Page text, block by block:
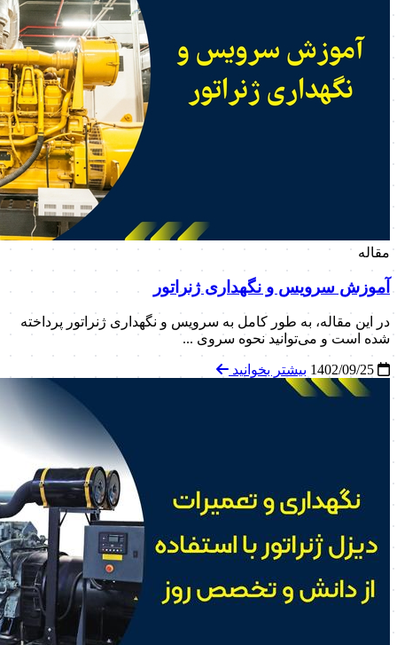
مقاله
آموزش سرویس و نگهداری ژنراتور
در این مقاله، به طور کامل به سرویس و نگهداری ژنراتور پرداخته
شده است و می‌توانید نحوه سروی ...
بیشتر بخوانید